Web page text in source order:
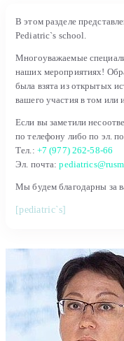
В этом разделе
Pediatric`s school.
Многоуважаемые
наших мероприятиях!
была взята из открытых
вашего участия в том или
Если вы заметили
по телефону либо по эл.
Тел.: +7 (977) 262-58-66
Эл. почта:
Мы будем благодарны за
[pediatric`s]